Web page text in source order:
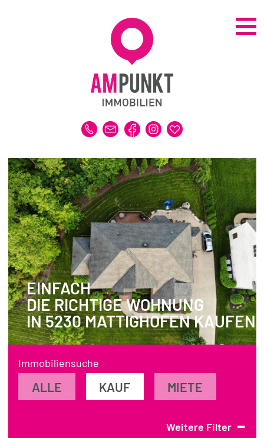
ALLE IMMOBILIEN
GEWERBE
DUBAI-IMMOBILIEN
REFERENZEN
MERKLISTE
VERKAUFEN | VERMIETEN
IMMOBILIENBEWERTUNG
REFERENZEN
ÜBER UNS
WISSENSWERTES
FÜR VERKÄUFER
EINFACH
DIE RICHTIGE WOHNUNG
IN 5230 MATTIGHOFEN KAUFEN
Immobiliensuche
ALLE KAUF MIETE
Weitere Filter -